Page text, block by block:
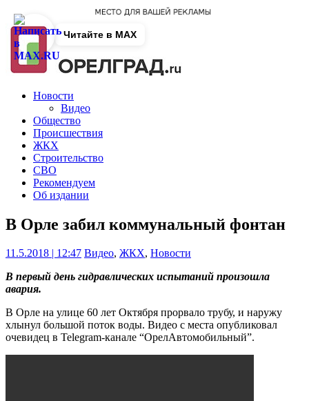
Новости
Видео
Общество
Происшествия
ЖКХ
Строительство
СВО
Рекомендуем
Об издании
В Орле забил коммунальный фонтан
11.5.2018 | 12:47 Видео, ЖКХ, Новости
В первый день гидравлических испытаний произошла
авария.
В Орле на улице 60 лет Октября прорвало трубу, и наружу
хлынул большой поток воды. Видео с места опубликовал
очевидец в Telegram-канале “ОрелАвтомобильный”.
Читайте в MAX